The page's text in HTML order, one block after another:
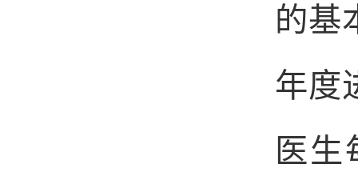
的基
年度
医